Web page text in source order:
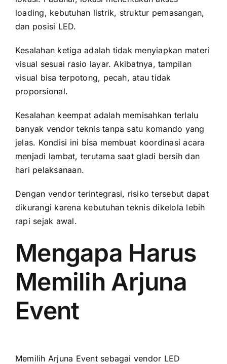
loading, kebutuhan listrik, struktur pemasangan,
dan posisi LED.
Kesalahan ketiga adalah tidak menyiapkan materi
visual sesuai rasio layar. Akibatnya, tampilan
visual bisa terpotong, pecah, atau tidak
proporsional.
Kesalahan keempat adalah memisahkan terlalu
banyak vendor teknis tanpa satu komando yang
jelas. Kondisi ini bisa membuat koordinasi acara
menjadi lambat, terutama saat gladi bersih dan
hari pelaksanaan.
Dengan vendor terintegrasi, risiko tersebut dapat
dikurangi karena kebutuhan teknis dikelola lebih
rapi sejak awal.
Mengapa Harus
Memilih Arjuna
Event
Memilih Arjuna Event sebagai vendor LED